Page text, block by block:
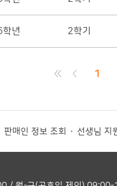
학년 2학기
1
판매인 정보 조회 선생님 지